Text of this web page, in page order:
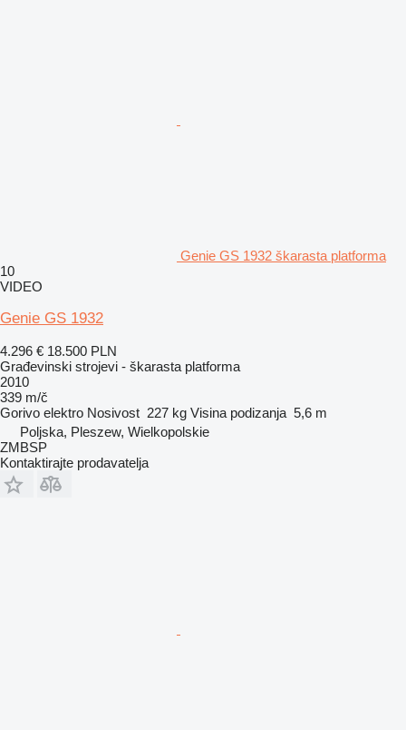
Genie GS 1932 škarasta platforma
10
VIDEO
Genie GS 1932
4.296 € 18.500 PLN
Građevinski strojevi - škarasta platforma
2010
339 m/č
Gorivo elektro Nosivost 227 kg Visina podizanja 5,6 m
Poljska, Pleszew, Wielkopolskie
ZMBSP
Kontaktirajte prodavatelja